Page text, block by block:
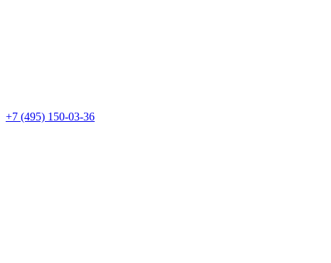
+7 (495) 150-03-36